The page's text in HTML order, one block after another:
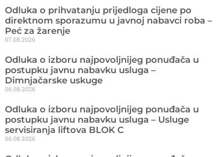
Odluka o prihvatanju prijedloga cijene po
direktnom sporazumu u javnoj nabavci roba –
Peć za žarenje
07.08.2026
Odluka o izboru najpovoljnijeg ponuđača u
postupku javnu nabavku usluga –
Dimnjačarske uskuge
06.08.2026
Odluka o izboru najpovoljnijeg ponuđača u
postupku javnu nabavku usluga – Usluge
servisiranja liftova BLOK C
06.08.2026